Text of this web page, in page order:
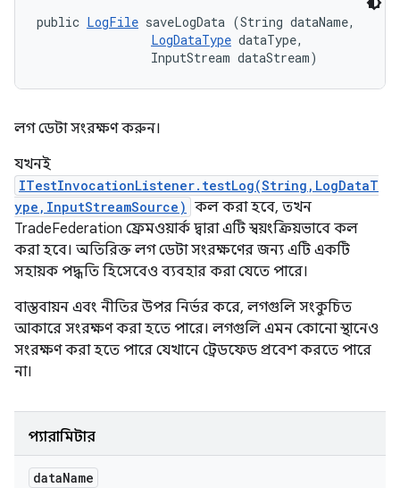
public LogFile saveLogData (String dataName,
LogDataType dataType,
                InputStream dataStream)
লগ ডেটা সংরক্ষণ করুন।
যখনই
ITestInvocationListener.testLog(String,LogDataT
ype,InputStreamSource) কল করা হবে, তখন
TradeFederation ফ্রেমওয়ার্ক দ্বারা এটি স্বয়ংক্রিয়ভাবে কল
করা হবে। অতিরিক্ত লগ ডেটা সংরক্ষণের জন্য এটি একটি
সহায়ক পদ্ধতি হিসেবেও ব্যবহার করা যেতে পারে।
বাস্তবায়ন এবং নীতির উপর নির্ভর করে, লগগুলি সংকুচিত
আকারে সংরক্ষণ করা হতে পারে। লগগুলি এমন কোনো স্থানেও
সংরক্ষণ করা হতে পারে যেখানে ট্রেডফেড প্রবেশ করতে পারে
না।
প্যারামিটার
dataName